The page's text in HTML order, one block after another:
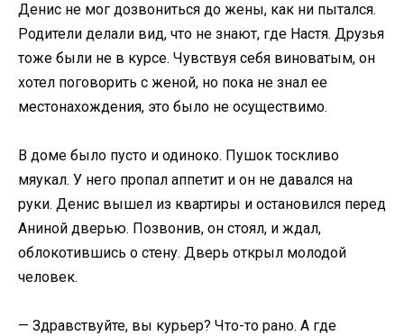
Денис не мог дозвониться до жены, как ни пытался.
Родители делали вид, что не знают, где Настя. Друзья
тоже были не в курсе. Чувствуя себя виноватым, он
хотел поговорить с женой, но пока не знал ее
местонахождения, это было не осуществимо.
В доме было пусто и одиноко. Пушок тоскливо
мяукал. У него пропал аппетит и он не давался на
руки. Денис вышел из квартиры и остановился перед
Аниной дверью. Позвонив, он стоял, и ждал,
облокотившись о стену. Дверь открыл молодой
человек.
— Здравствуйте, вы курьер? Что-то рано. А где